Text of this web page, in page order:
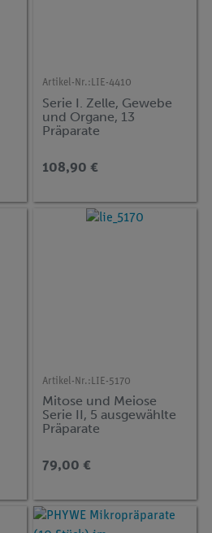
Artikel-Nr.: LIE-4410
Serie I. Zelle, Gewebe
und Organe, 13
Präparate
108,90 €
Artikel-Nr.: LIE-5170
Mitose und Meiose
Serie II, 5 ausgewählte
Präparate
79,00 €